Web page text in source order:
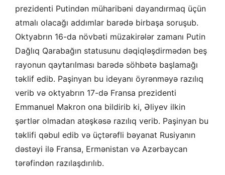
prezidenti Putindən müharibəni dayandırmaq üçün
atmalı olacağı addımlar barədə birbaşa soruşub.
Oktyabrın 16-da növbəti müzakirələr zamanı Putin
Dağlıq Qarabağın statusunu dəqiqləşdirmədən beş
rayonun qaytarılması barədə söhbətə başlamağı
təklif edib. Paşinyan bu ideyanı öyrənməyə razılıq
verib və oktyabrın 17-də Fransa prezidenti
Emmanuel Makron ona bildirib ki, Əliyev ilkin
şərtlər olmadan atəşkəsə razılıq verib. Paşinyan bu
təklifi qəbul edib və üçtərəfli bəyanat Rusiyanın
dəstəyi ilə Fransa, Ermənistan və Azərbaycan
tərəfindən razılaşdırılıb.